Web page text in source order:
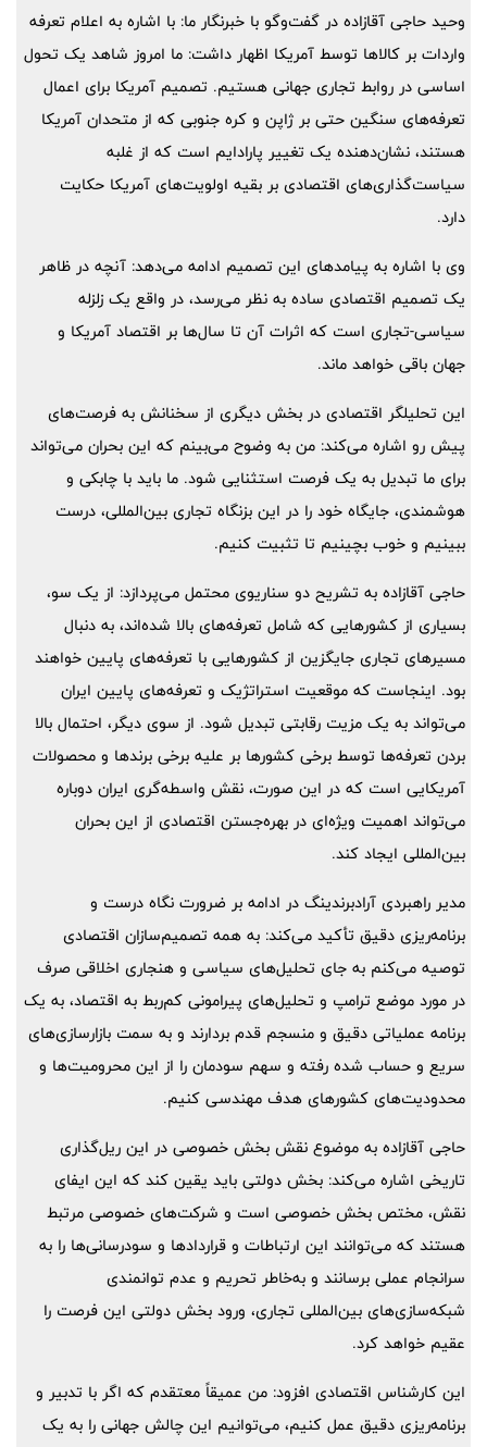
وحید حاجی آقازاده در گفت‌وگو با خبرنگار ما: با اشاره به اعلام تعرفه
واردات بر کالاها توسط آمریکا اظهار داشت: ما امروز شاهد یک تحول
اساسی در روابط تجاری جهانی هستیم. تصمیم آمریکا برای اعمال
تعرفه‌های سنگین حتی بر ژاپن و کره جنوبی که از متحدان آمریکا
هستند، نشان‌دهنده یک تغییر پارادایم است که از غلبه
سیاست‌گذاری‌های اقتصادی بر بقیه اولویت‌های آمریکا حکایت
دارد.
وی با اشاره به پیامدهای این تصمیم ادامه می‌دهد: آنچه در ظاهر
یک تصمیم اقتصادی ساده به نظر می‌رسد، در واقع یک زلزله
سیاسی-تجاری است که اثرات آن تا سال‌ها بر اقتصاد آمریکا و
جهان باقی خواهد ماند.
این تحلیلگر اقتصادی در بخش دیگری از سخنانش به فرصت‌های
پیش رو اشاره می‌کند: من به وضوح می‌بینم که این بحران می‌تواند
برای ما تبدیل به یک فرصت استثنایی شود. ما باید با چابکی و
هوشمندی، جایگاه خود را در این بزنگاه تجاری بین‌المللی، درست
ببینیم و خوب بچینیم تا تثبیت کنیم.
حاجی آقازاده به تشریح دو سناریوی محتمل می‌پردازد: از یک سو،
بسیاری از کشورهایی که شامل تعرفه‌های بالا شده‌اند، به دنبال
مسیرهای تجاری جایگزین از کشورهایی با تعرفه‌های پایین خواهند
بود. اینجاست که موقعیت استراتژیک و تعرفه‌های پایین ایران
می‌تواند به یک مزیت رقابتی تبدیل شود. از سوی دیگر، احتمال بالا
بردن تعرفه‌ها توسط برخی کشورها بر علیه برخی برندها و محصولات
آمریکایی است که در این صورت، نقش واسطه‌گری ایران دوباره
می‌تواند اهمیت ویژه‌ای در بهره‌جستن اقتصادی از این بحران
بین‌المللی ایجاد کند.
مدیر راهبردی آرادبرندینگ در ادامه بر ضرورت نگاه درست و
برنامه‌ریزی دقیق تأکید می‌کند: به همه تصمیم‌سازان اقتصادی
توصیه می‌کنم به جای تحلیل‌های سیاسی و هنجاری اخلاقی صرف
در مورد موضع ترامپ و تحلیل‌های پیرامونی کم‌ربط به اقتصاد، به یک
برنامه عملیاتی دقیق و منسجم قدم بردارند و به سمت بازارسازی‌های
سریع و حساب شده رفته و سهم سودمان را از این محرومیت‌ها و
محدودیت‌های کشورهای هدف مهندسی کنیم.
حاجی آقازاده به موضوع نقش بخش خصوصی در این ریل‌گذاری
تاریخی اشاره می‌کند: بخش دولتی باید یقین کند که این ایفای
نقش، مختص بخش خصوصی است و شرکت‌های خصوصی مرتبط
هستند که می‌توانند این ارتباطات و قراردادها و سودرسانی‌ها را به
سرانجام عملی برسانند و به‌خاطر تحریم و عدم توانمندی
شبکه‌سازی‌های بین‌المللی تجاری، ورود بخش دولتی این فرصت را
عقیم خواهد کرد.
این کارشناس اقتصادی افزود: من عمیقاً معتقدم که اگر با تدبیر و
برنامه‌ریزی دقیق عمل کنیم، می‌توانیم این چالش جهانی را به یک